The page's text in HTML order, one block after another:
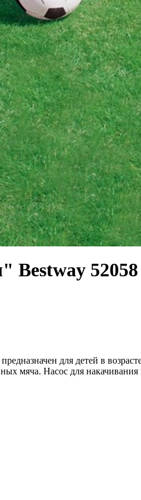
Bestway 52058
для детей в
мяча. Насос для